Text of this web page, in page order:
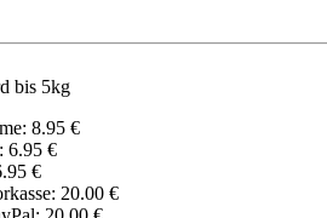
bis 5kg
8.95 €
6.95 €
€
20.00 €